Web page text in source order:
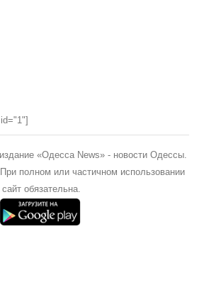
«Одесса News» - новости Одессы.
полном или частичном использовании
обязательна.